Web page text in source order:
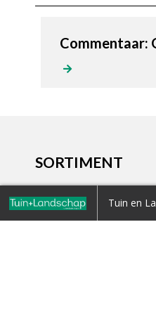
Terug naar overzicht
Tuin en
Commentaar:
SORTIMENT